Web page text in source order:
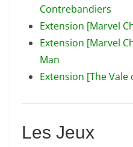
Contrebandiers
Extension [Marvel
Extension [Marvel
Man
Extension [The
Les Jeux